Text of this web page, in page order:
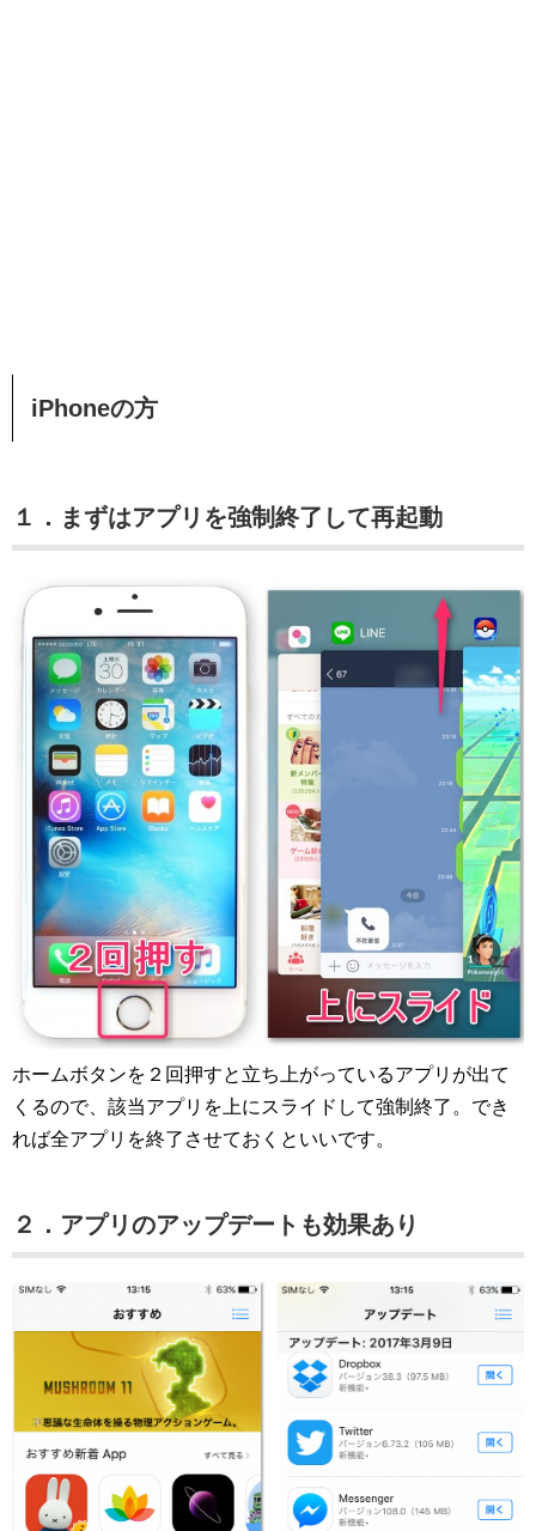
iPhoneの方
１．まずはアプリを強制終了して再起動
ホームボタンを２回押すと立ち上がっているアプリが出て
くるので、該当アプリを上にスライドして強制終了。でき
れば全アプリを終了させておくといいです。
２．アプリのアップデートも効果あり